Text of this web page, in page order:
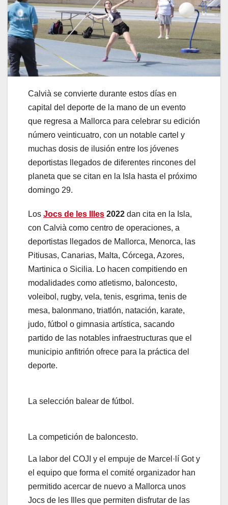
Calvià se convierte durante estos días en
capital del deporte de la mano de un evento
que regresa a Mallorca para celebrar su edición
número veinticuatro, con un notable cartel y
muchas dosis de ilusión entre los jóvenes
deportistas llegados de diferentes rincones del
planeta que se citan en la Isla hasta el próximo
domingo 29.
Los Jocs de les Illes 2022 dan cita en la Isla,
con Calvià como centro de operaciones, a
deportistas llegados de Mallorca, Menorca, las
Pitiusas, Canarias, Malta, Córcega, Azores,
Martinica o Sicilia. Lo hacen compitiendo en
modalidades como atletismo, baloncesto,
voleibol, rugby, vela, tenis, esgrima, tenis de
mesa, balonmano, triatlón, natación, karate,
judo, fútbol o gimnasia artística, sacando
partido de las notables infraestructuras que el
municipio anfitrión ofrece para la práctica del
deporte.
La selección balear de fútbol.
La competición de baloncesto.
La labor del COJI y el empuje de Marcel·lí Got y
el equipo que forma el comité organizador han
permitido acercar de nuevo a Mallorca unos
Jocs de les Illes que permiten disfrutar de las